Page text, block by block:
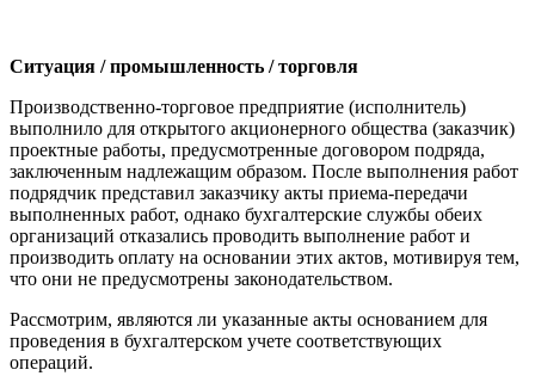
Ситуация / промышленность / торговля
Производственно-торговое предприятие (исполнитель)
выполнило для открытого акционерного общества (заказчик)
проектные работы, предусмотренные договором подряда,
заключенным надлежащим образом. После выполнения работ
подрядчик представил заказчику акты приема-передачи
выполненных работ, однако бухгалтерские службы обеих
организаций отказались проводить выполнение работ и
производить оплату на основании этих актов, мотивируя тем,
что они не предусмотрены законодательством.
Рассмотрим, являются ли указанные акты основанием для
проведения в бухгалтерском учете соответствующих
операций.